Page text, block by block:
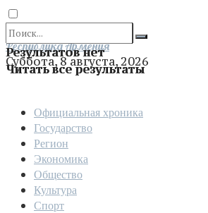
Результатов нет
Читать все результаты
Отправить
Республика Армения
Суббота, 8 августа, 2026
Официальная хроника
Государство
Регион
Экономика
Общество
Культура
Спорт